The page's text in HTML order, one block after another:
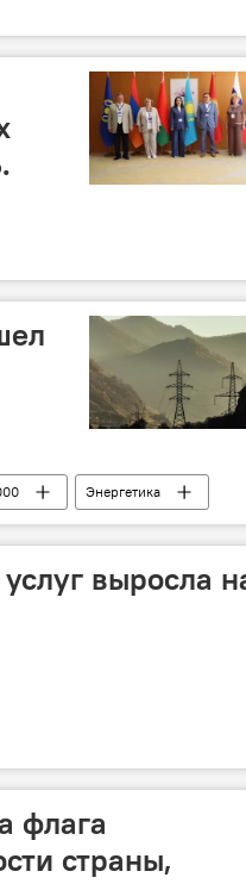
Энергетика
выросла
флага
страны,